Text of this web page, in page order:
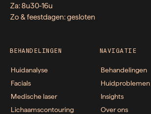
Za: 8u30-16u
Zo & feestdagen: gesloten
BEHANDELINGEN
Huidanalyse
Facials
Medische laser
Lichaamscontouring
NAVIGATIE
Behandelingen
Huidproblemen
Insights
Over ons